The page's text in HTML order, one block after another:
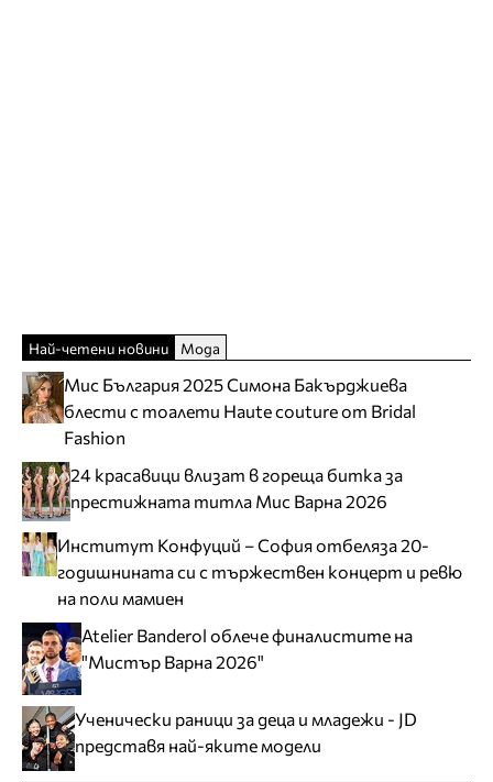
Най-четени новини Мода
Мис България 2025 Симона Бакърджиева
блести с тоалети Haute couture от Bridal
Fashion
24 красавици влизат в гореща битка за
престижната титла Мис Варна 2026
Институт Конфуций – София отбеляза 20-
годишнината си с тържествен концерт и ревю
на поли мамиен
Atelier Banderol облече финалистите на
"Мистър Варна 2026"
Ученически раници за деца и младежи - JD
представя най-яките модели